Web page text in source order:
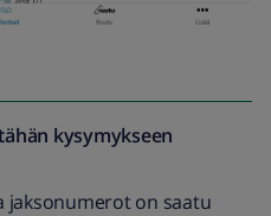
kysymykseen
jaksonumerot on saatu